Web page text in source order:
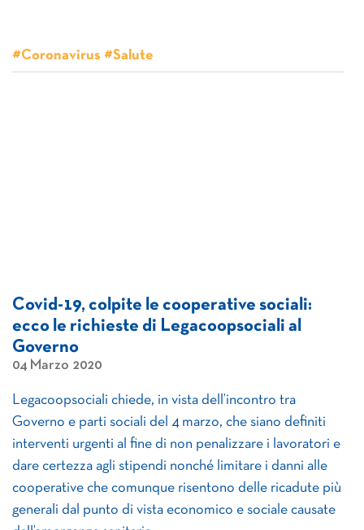
#Coronavirus #Salute
Covid-19, colpite le cooperative sociali:
ecco le richieste di Legacoopsociali al
Governo
04 Marzo 2020
Legacoopsociali chiede, in vista dell’incontro tra
Governo e parti sociali del 4 marzo, che siano definiti
interventi urgenti al fine di non penalizzare i lavoratori e
dare certezza agli stipendi nonché limitare i danni alle
cooperative che comunque risentono delle ricadute più
generali dal punto di vista economico e sociale causate